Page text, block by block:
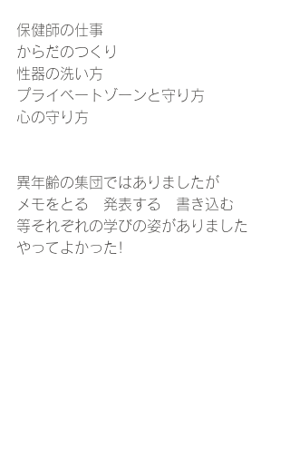
保健師の仕事
からだのつくり
性器の洗い方
プライベートゾーンと守り方
心の守り方
異年齢の集団ではありましたが
メモをとる　発表する　書き込む
等それぞれの学びの姿がありました
やってよかった!